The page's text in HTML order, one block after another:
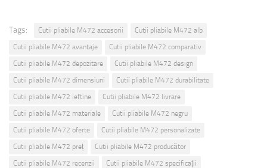
Tags: Cutii pliabile M472 accesorii
Cutii pliabile M472 alb
Cutii pliabile M472 avantaje
Cutii pliabile M472 comparativ
Cutii pliabile M472 depozitare
Cutii pliabile M472 design
Cutii pliabile M472 dimensiuni
Cutii pliabile M472 durabilitate
Cutii pliabile M472 ieftine
Cutii pliabile M472 livrare
Cutii pliabile M472 materiale
Cutii pliabile M472 negru
Cutii pliabile M472 oferte
Cutii pliabile M472 personalizate
Cutii pliabile M472 preț
Cutii pliabile M472 producător
Cutii pliabile M472 recenzii
Cutii pliabile M472 specificații